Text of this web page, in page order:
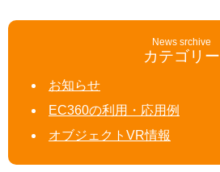
News srchive
カテゴリー
お知らせ
EC360の利用・応用例
オブジェクトVR情報